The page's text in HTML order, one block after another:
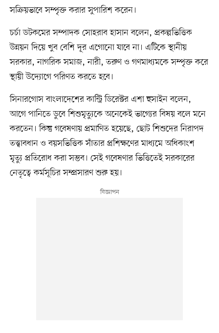
সক্রিয়ভাবে সম্পৃক্ত করার সুপারিশ করেন।
চর্চা ডটকমের সম্পাদক সোহরাব হাসান বলেন, প্রকল্পভিত্তিক
উন্নয়ন দিয়ে খুব বেশি দূর এগোনো যাবে না। এটিকে স্থানীয়
সরকার, নাগরিক সমাজ, নারী, তরুণ ও গণমাধ্যমকে সম্পৃক্ত করে
স্থায়ী উদ্যোগে পরিণত করতে হবে।
সিনারগোস বাংলাদেশের কান্ট্রি ডিরেক্টর এশা হুসাইন বলেন,
আগে পানিতে ডুবে শিশুমৃত্যুকে অনেকেই ভাগ্যের বিষয় বলে মনে
করতেন। কিন্তু গবেষণায় প্রমাণিত হয়েছে, ছোট শিশুদের নিরাপদ
তত্ত্বাবধান ও বয়সভিত্তিক সাঁতার প্রশিক্ষণের মাধ্যমে অধিকাংশ
মৃত্যু প্রতিরোধ করা সম্ভব। সেই গবেষণার ভিত্তিতেই সরকারের
নেতৃত্বে কর্মসূচির সম্প্রসারণ শুরু হয়।